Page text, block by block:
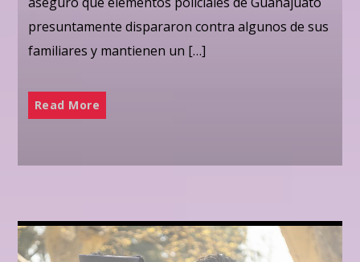
presuntamente dispararon contra algunos de sus
familiares y mantienen un […]
Read More